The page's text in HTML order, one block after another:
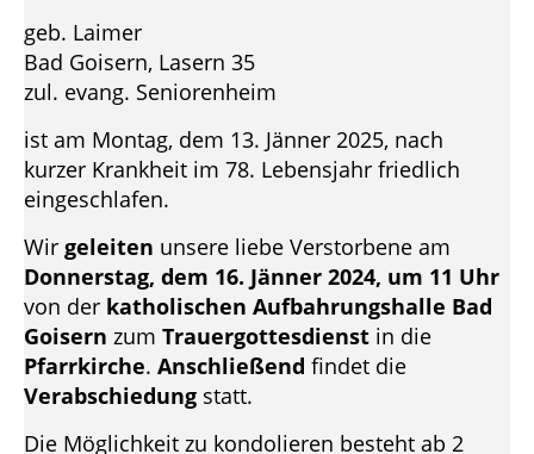
geb. Laimer
Bad Goisern, Lasern 35
zul. evang. Seniorenheim
ist am Montag, dem 13. Jänner 2025, nach
kurzer Krankheit im 78. Lebensjahr friedlich
eingeschlafen.
Wir geleiten unsere liebe Verstorbene am
Donnerstag, dem 16. Jänner 2024, um 11 Uhr
von der katholischen Aufbahrungshalle Bad
Goisern zum Trauergottesdienst in die
Pfarrkirche. Anschließend findet die
Verabschiedung statt.
Die Möglichkeit zu kondolieren besteht ab 2